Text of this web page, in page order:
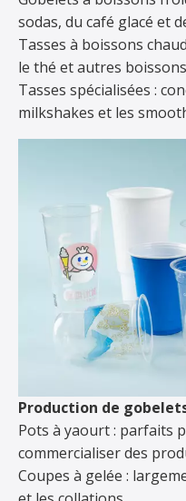
sodas, du café glacé et
Tasses à boissons
le thé et autres
Tasses spécialisées :
milkshakes et les
Production de
Pots à yaourt : parfaits
commercialiser des
Coupes à gelée :